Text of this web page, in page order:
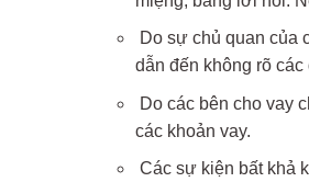
Do sự chủ quan của
dẫn đến không rõ
Do các bên cho vay
các khoản vay.
Các sự kiện bất khả